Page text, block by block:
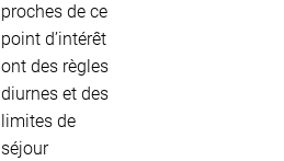
proches de ce
point d’intérêt
ont des règles
diurnes et des
limites de
séjour